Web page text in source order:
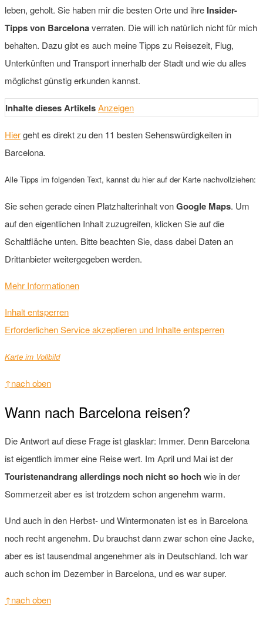
leben, geholt. Sie haben mir die besten Orte und ihre Insider-
Tipps von Barcelonaverraten. Die will ich natürlich nicht für mich
behalten. Dazu gibt es auch meine Tipps zu Reisezeit, Flug,
Unterkünften und Transport innerhalb der Stadt und wie du alles
möglichst günstig erkunden kannst.
Inhalte dieses ArtikelsAnzeigen
Hiergeht es direkt zu den 11 besten Sehenswürdigkeiten in
Barcelona.
Alle Tipps im folgenden Text, kannst du hier auf der Karte nachvollziehen:
Sie sehen gerade einen Platzhalterinhalt vonGoogle Maps. Um
auf den eigentlichen Inhalt zuzugreifen, klicken Sie auf die
Schaltfläche unten. Bitte beachten Sie, dass dabei Daten an
Drittanbieter weitergegeben werden.
Mehr Informationen
Inhalt entsperren
Erforderlichen Service akzeptieren und Inhalte entsperren
Karte im Vollbild
↑nach oben
Wann nach Barcelona reisen?
Die Antwort auf diese Frage ist glasklar: Immer. Denn Barcelona
ist eigentlich immer eine Reise wert. Im April und Mai ist der
Touristenandrang allerdings noch nicht so hoch wie in der
Sommerzeit aber es ist trotzdem schon angenehm warm.
Und auch in den Herbst- und Wintermonaten ist es in Barcelona
noch recht angenehm. Du brauchst dann zwar schon eine Jacke,
aber es ist tausendmal angenehmer als in Deutschland. Ich war
auch schon im Dezember in Barcelona, und es war super.
↑nach oben